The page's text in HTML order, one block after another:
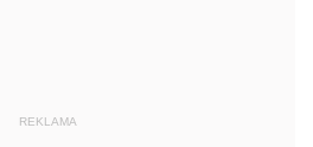
REKLAMA